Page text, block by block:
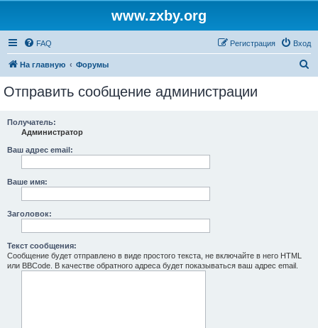
www.zxby.org
FAQ Вход
Регистрация
На главную Форумы
Отправить сообщение администрации
Получатель:
Администратор
Ваш адрес email:
Ваше имя:
Заголовок:
Текст сообщения:
Сообщение будет отправлено в виде простого текста, не включайте в него HTML
или BBCode. В качестве обратного адреса будет показываться ваш адрес email.